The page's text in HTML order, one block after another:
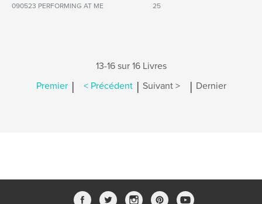
090523 PERFORMING AT ME 25
13-16 sur 16 Livres
Premier | < Précédent | Suivant > | Dernier